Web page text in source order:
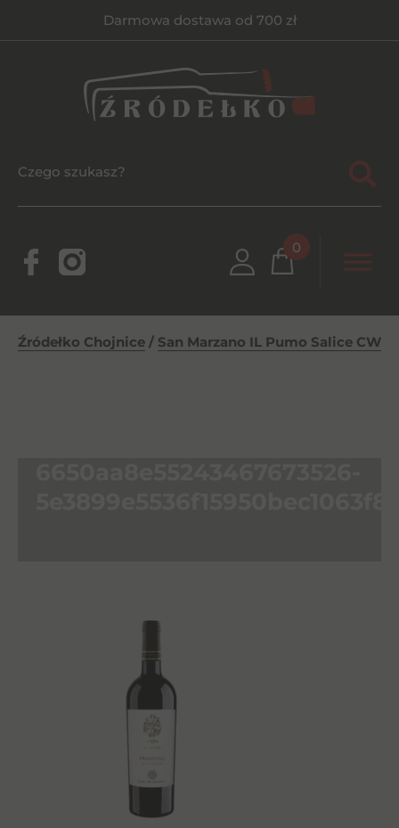
Darmowa dostawa od 700 zł
0
Źródełko Chojnice / San Marzano IL Pumo Salice CW